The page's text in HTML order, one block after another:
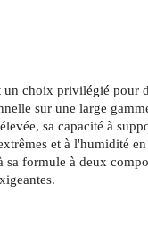
un choix privilégié pour
sur une large
sa capacité à
et à l'humidité
formule à deux